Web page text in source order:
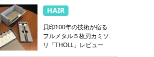
HAIR
貝印100年の技術が宿る
フルメタル５枚刃カミソ
リ「THOLL」レビュー